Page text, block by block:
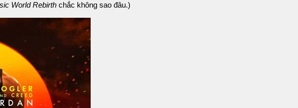
World Rebirth chắc không sao đâu.)